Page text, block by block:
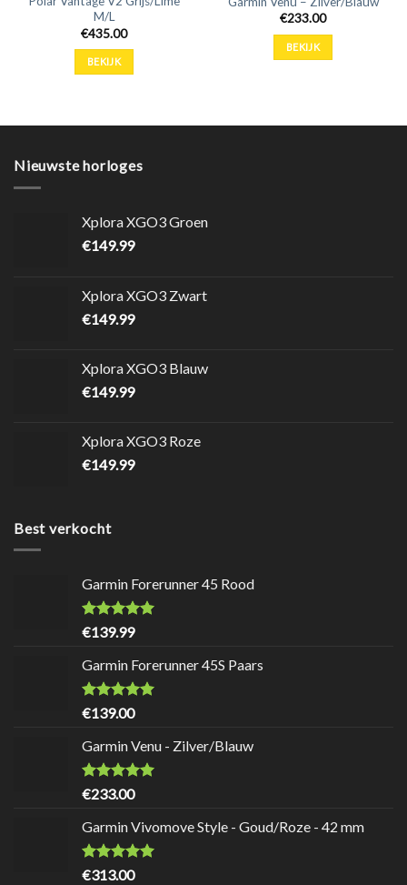
M/L
€435.00
BEKIJK
€233.00
BEKIJK
Nieuwste horloges
Xplora XGO3 Groen
€149.99
Xplora XGO3 Zwart
€149.99
Xplora XGO3 Blauw
€149.99
Xplora XGO3 Roze
€149.99
Best verkocht
Garmin Forerunner 45 Rood
Waardering
€139.99
Garmin Forerunner 45S Paars
Waardering
€139.00
Garmin Venu - Zilver/Blauw
Waardering
€233.00
Garmin Vivomove Style - Goud/Roze - 42 mm
Waardering
€313.00